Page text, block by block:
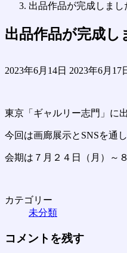
出品作品が完成しまし
出品作品が完成し
2023年6月14日 終
日
:
2023年6月17
東京「ギャルリー志門」に
今回は画廊展示とSNSを通
会期は７月２４日（月）～
カテゴリー
未分類
コメントを残す